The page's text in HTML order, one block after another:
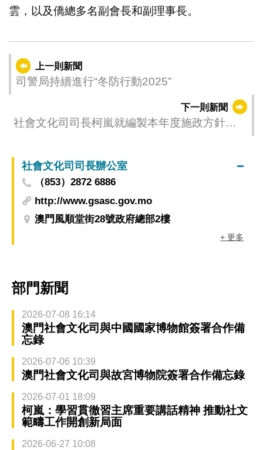
雲，以及僑總多名副會長和副理事長。
上一則新聞
司警局持續進行“冬防行動2025”
下一則新聞
社會文化司司長柯嵐就編製本年度施政方針拜
社會文化司司長辦公室
（853）2872 6886
http://www.gsasc.gov.mo
澳門風順堂街28號政府總部2樓
+ 更多
部門新聞
2026-07-08 16:14
澳門社會文化司與中國國家博物館簽署合作備
忘錄
2026-07-06 10:39
澳門社會文化司與故宮博物院簽署合作備忘錄
2026-07-01 18:09
柯嵐：學習貫徹習主席重要講話精神 推動社文
範疇工作開創新局面
2026-06-27 10:08